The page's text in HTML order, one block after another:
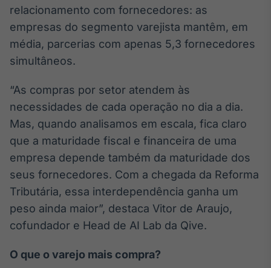
Broadcast
Curadoria
Curadoria de
conteúdos
Soluções de
Broadcast
Radar
inteligente de
notícias e
conteúdos
Broadcast
Fundos
A melhor
plataforma para
de investimento
relacionamento com fornecedores: as
empresas do segmento varejista mantêm, em
média, parcerias com apenas 5,3 fornecedores
simultâneos.
“As compras por setor atendem às
necessidades de cada operação no dia a dia.
Mas, quando analisamos em escala, fica claro
que a maturidade fiscal e financeira de uma
empresa depende também da maturidade dos
seus fornecedores. Com a chegada da Reforma
Tributária, essa interdependência ganha um
peso ainda maior”, destaca Vitor de Araujo,
cofundador e Head de AI Lab da Qive.
O que o varejo mais compra?